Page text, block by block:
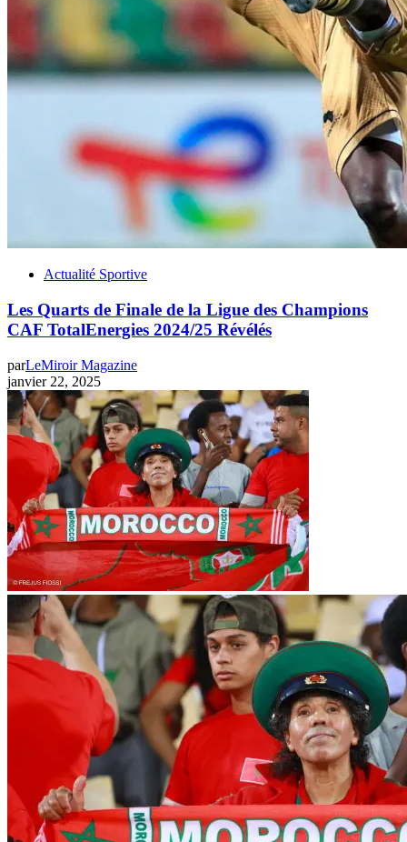
Actualité Sportive
Les Quarts de Finale de la Ligue des Champions
CAF TotalEnergies 2024/25 Révélés
parLeMiroir Magazine
janvier 22, 2025